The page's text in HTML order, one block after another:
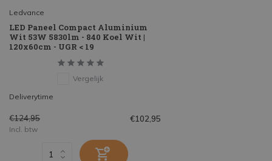
Ledvance
LED Paneel Compact Aluminium
Wit 53W 5830lm - 840 Koel Wit |
120x60cm - UGR < 19
Vergelijk
Deliverytime
€124,95 €102,95
Incl. btw